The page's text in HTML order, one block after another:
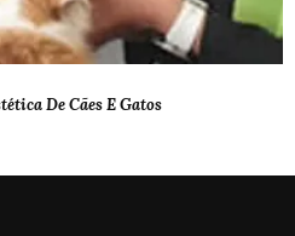
De Cães E Gatos